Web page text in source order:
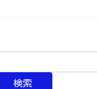
検索